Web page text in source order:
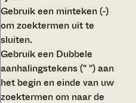
Gebruik een minteken (-)
om zoektermen uit te
sluiten.
Gebruik een Dubbele
aanhalingstekens (" ")aan
het begin en einde van uw
zoektermen om naar de